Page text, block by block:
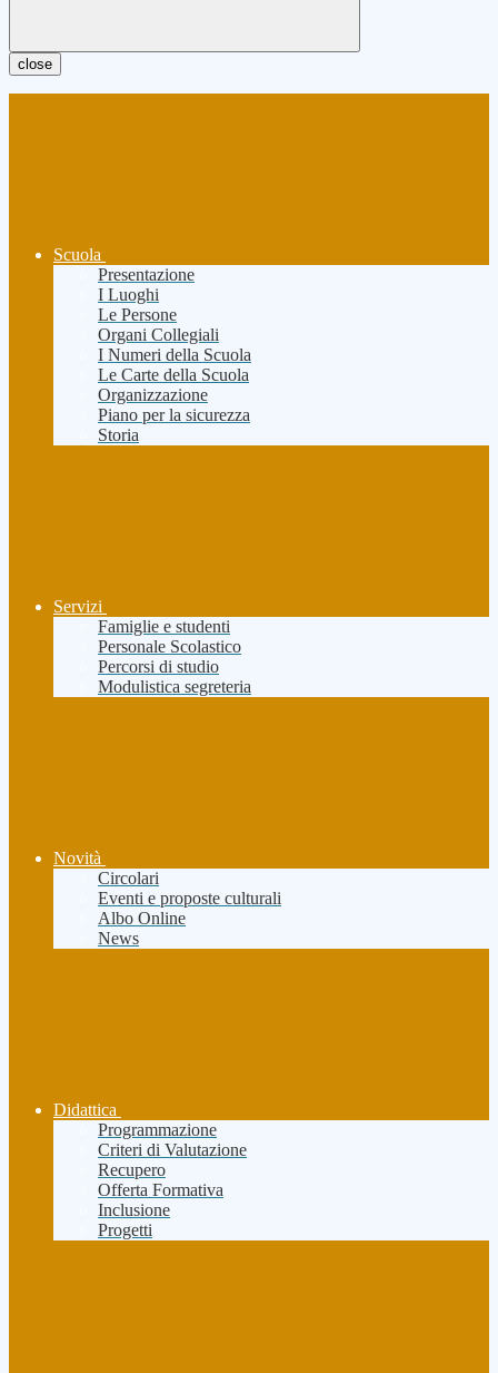
close
Scuola
Presentazione
I Luoghi
Le Persone
Organi Collegiali
I Numeri della Scuola
Le Carte della Scuola
Organizzazione
Piano per la sicurezza
Storia
Servizi
Famiglie e studenti
Personale Scolastico
Percorsi di studio
Modulistica segreteria
Novità
Circolari
Eventi e proposte culturali
Albo Online
News
Didattica
Programmazione
Criteri di Valutazione
Recupero
Offerta Formativa
Inclusione
Progetti